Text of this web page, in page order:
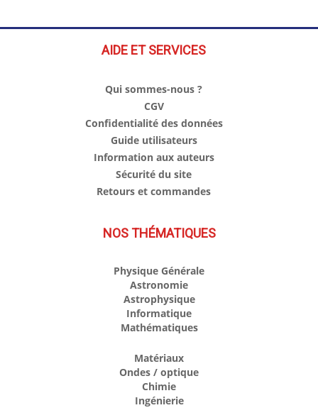
AIDE ET SERVICES
Qui sommes-nous ?
CGV
Confidentialité des données
Guide utilisateurs
Information aux auteurs
Sécurité du site
Retours et commandes
NOS THÉMATIQUES
Physique Générale
Astronomie
Astrophysique
Informatique
Mathématiques
Matériaux
Ondes / optique
Chimie
Ingénierie